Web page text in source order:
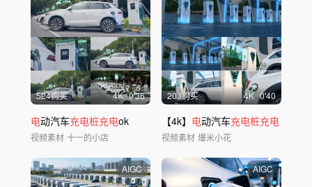
524购买 4K 0'36
电动汽车充电桩充电ok
视频素材 十一的小店
203购买 4K 0'40
【4k】 电动汽车充电桩充电
视频素材 爆米小花
AIGC AIGC